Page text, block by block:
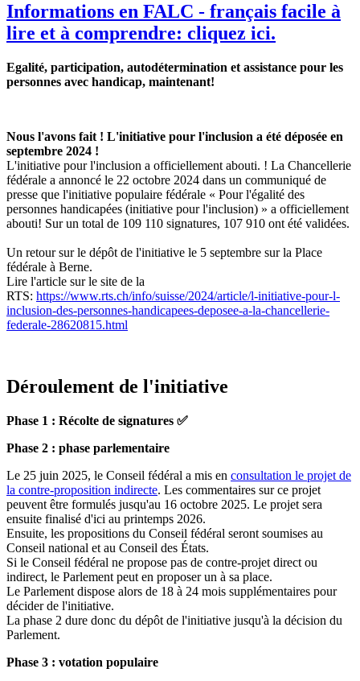
Informations en FALC - français facile à
lire et à comprendre: cliquez ici.
Egalité, participation, autodétermination et assistance pour les
personnes avec handicap, maintenant!
Nous l'avons fait ! L'initiative pour l'inclusion a été déposée en
septembre 2024 !
L'initiative pour l'inclusion a officiellement abouti. ! La Chancellerie
fédérale a annoncé le 22 octobre 2024 dans un communiqué de
presse que l'initiative populaire fédérale « Pour l'égalité des
personnes handicapées (initiative pour l'inclusion) » a officiellement
abouti! Sur un total de 109 110 signatures, 107 910 ont été validées.
Un retour sur le dépôt de l'initiative le 5 septembre sur la Place
fédérale à Berne.
Lire l'article sur le site de la
RTS: https://www.rts.ch/info/suisse/2024/article/l-initiative-pour-l-
inclusion-des-personnes-handicapees-deposee-a-la-chancellerie-
federale-28620815.html
Déroulement de l'initiative
Phase 1 : Récolte de signatures ✅
Phase 2 : phase parlementaire
Le 25 juin 2025, le Conseil fédéral a mis en consultation le projet de
la contre-proposition indirecte. Les commentaires sur ce projet
peuvent être formulés jusqu'au 16 octobre 2025. Le projet sera
ensuite finalisé d'ici au printemps 2026.
Ensuite, les propositions du Conseil fédéral seront soumises au
Conseil national et au Conseil des États.
Si le Conseil fédéral ne propose pas de contre-projet direct ou
indirect, le Parlement peut en proposer un à sa place.
Le Parlement dispose alors de 18 à 24 mois supplémentaires pour
décider de l'initiative.
La phase 2 dure donc du dépôt de l'initiative jusqu'à la décision du
Parlement.
Phase 3 : votation populaire